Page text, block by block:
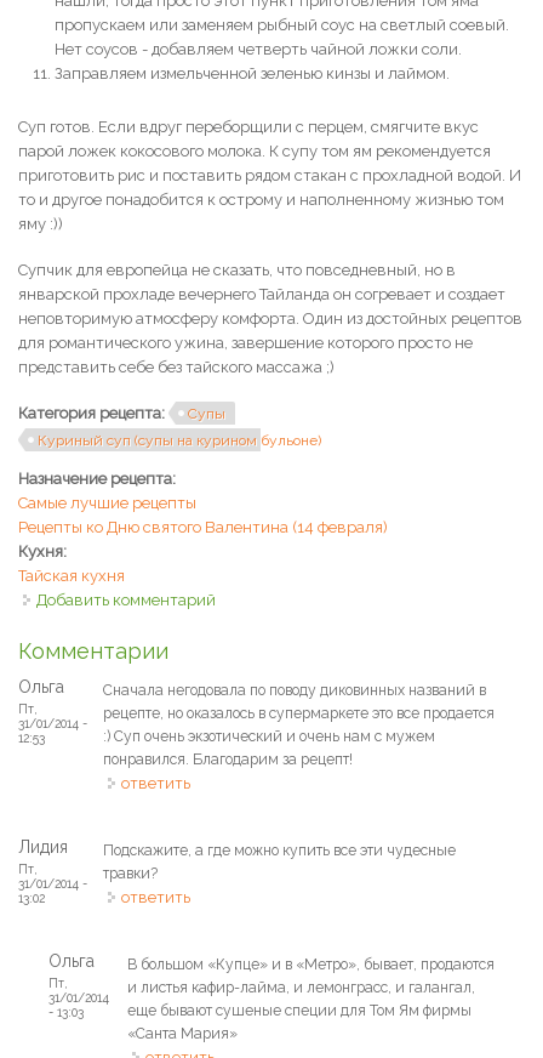
пропускаем или заменяем рыбный соус на светлый соевый.
Нет соусов - добавляем четверть чайной ложки соли.
Заправляем измельченной зеленью кинзы и лаймом.
Суп готов. Если вдруг переборщили с перцем, смягчите вкус
парой ложек кокосового молока. К супу том ям рекомендуется
приготовить рис и поставить рядом стакан с прохладной водой. И
то и другое понадобится к острому и наполненному жизнью том
яму :))
Супчик для европейца не сказать, что повседневный, но в
январской прохладе вечернего Тайланда он согревает и создает
неповторимую атмосферу комфорта. Один из достойных рецептов
для романтического ужина, завершение которого просто не
представить себе без тайского массажа ;)
Категория рецепта:
Супы
Куриный суп (супы на курином бульоне)
Назначение рецепта:
Самые лучшие рецепты
Рецепты ко Дню святого Валентина (14 февраля)
Кухня:
Тайская кухня
Добавить комментарий
Комментарии
Ольга
Пт,
31/01/2014 -
12:53
Сначала негодовала по поводу диковинных названий в
рецепте, но оказалось в супермаркете это все продается
:) Суп очень экзотический и очень нам с мужем
понравился. Благодарим за рецепт!
ответить
Лидия
Пт,
31/01/2014 -
13:02
Подскажите, а где можно купить все эти чудесные
травки?
ответить
Ольга
Пт,
31/01/2014
- 13:03
В большом «Купце» и в «Метро», бывает, продаются
и листья кафир-лайма, и лемонграсс, и галангал,
еще бывают сушеные специи для Том Ям фирмы
«Санта Мария»